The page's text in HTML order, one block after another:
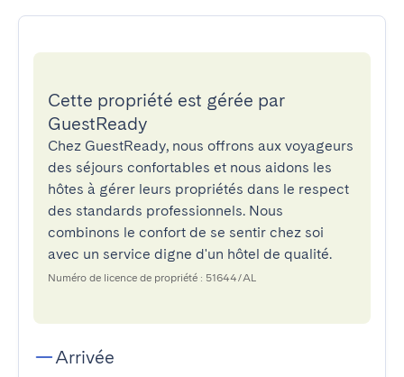
Cette propriété est gérée par
GuestReady
Chez GuestReady, nous offrons aux voyageurs
des séjours confortables et nous aidons les
hôtes à gérer leurs propriétés dans le respect
des standards professionnels. Nous
combinons le confort de se sentir chez soi
avec un service digne d'un hôtel de qualité.
Numéro de licence de propriété : 51644/AL
Arrivée